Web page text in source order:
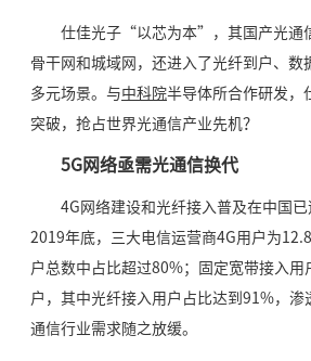
仕佳光子“以芯为本”，其国产光通
骨干网和城域网，还进入了光纤到户、数
多元场景。与中科院半导体所合作研发，
突破，抢占世界光通信产业先机？
5G网络亟需光通信换代
4G网络建设和光纤接入普及在中国
2019年底，三大电信运营商4G用户为
户总数中占比超过80%；固定宽带接入用
户，其中光纤接入用户占比达到91%，渗
通信行业需求随之放缓。